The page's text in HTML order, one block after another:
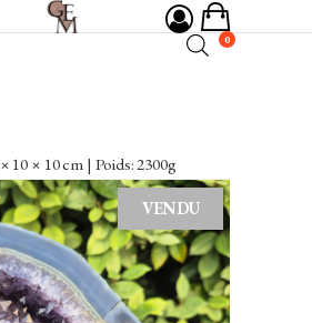
0
10 × 10 cm | Poids: 2300g
VENDU